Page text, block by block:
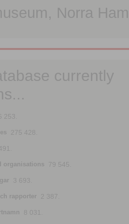
Norra
currently
253.
275 428.
organisations 79 545.
3 693.
rapporter 2 387.
8 031.